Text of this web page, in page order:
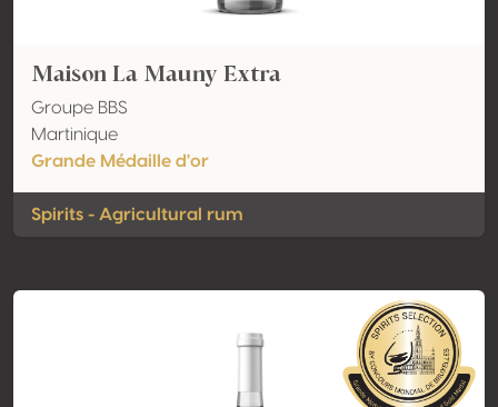
Maison La Mauny Extra
Groupe BBS
Martinique
Grande Médaille d'or
Spirits - Agricultural rum